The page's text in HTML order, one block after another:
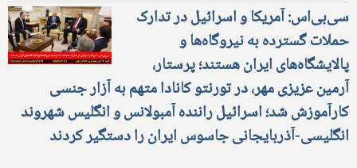
سی‌بی‌اس: آمریکا و اسرائیل در تدارک
حملات گسترده به نیروگاه‌ها و
پالایشگاه‌های ایران هستند؛ پرستار،
آرمین عزیزی مهر، در تورنتو کانادا متهم به آزار جنسی
کارآموزش شد؛ اسرائیل راننده آمبولانس و انگلیس شهروند
انگلیسی-آذربایجانی جاسوس ایران را دستگیر کردند